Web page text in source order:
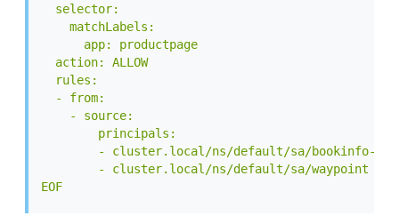
  selector:
    matchLabels:
      app: productpage
  action: ALLOW
  rules:
  - from:
    - source:
        principals:
- cluster.local/ns/default/sa/bookinfo-
        - cluster.local/ns/default/sa/waypoint
EOF